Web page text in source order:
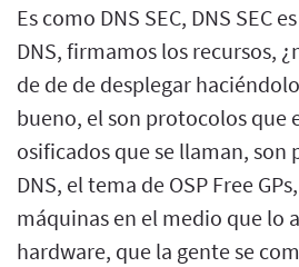
Es como DNS SEC, DNS SEC
DNS, firmamos los recursos,
de de de desplegar
bueno, el son protocolos que
osificados que se llaman, son
DNS, el tema de OSP Free
máquinas en el medio que lo
hardware, que la gente se